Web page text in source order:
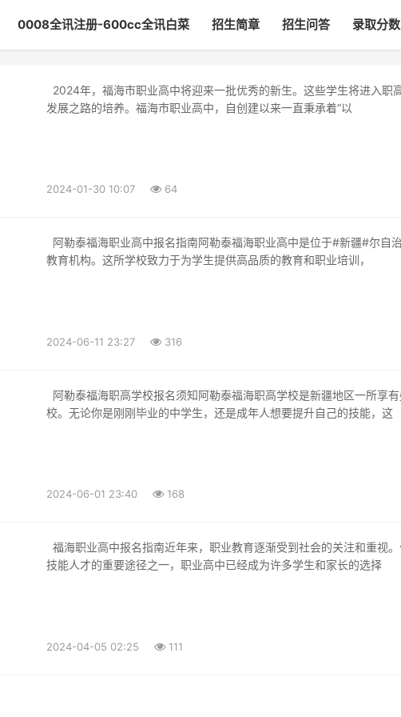
0008全讯注册-600cc全讯白菜 招生简章 招生问答 录取分数
发展之路的培养。福海市职业高中，自创建以来一直秉承着“以
2024-01-30 10:07 64
教育机构。这所学校致力于为学生提供高品质的教育和职业培训，
2024-06-11 23:27 316
校。无论你是刚刚毕业的中学生，还是成年人想要提升自己的技能，这
2024-06-01 23:40 168
技能人才的重要途径之一，职业高中已经成为许多学生和家长的选择
2024-04-05 02:25 111